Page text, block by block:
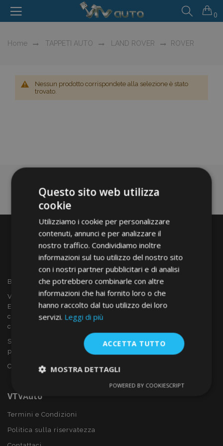
0
Home TAPPETI AUTO LAND ROVER ROVER
Nessun prodotto corrispondete alla selezione è stato
trovato.
Benvenuto a VTVAUTO
VTVAUTO è rivenditore e fornitore all'ingrosso in tutta
Europa, di accessori per auto come:
copricerchi, deflettori, coprisedili, tappetini per auto,
coperchi cromati, rollbars ecc.
Sei interessato al dropshipping o vuoi diventare nostro
partner?
Contattaci oggi stesso!
VTVAuto
Termini e Condizioni
Politica sulla riservatezza
Questo sito web utilizza
cookie
Utilizziamo i cookie per personalizzare
contenuti, annunci e per analizzare il
nostro traffico. Condividiamo inoltre
informazioni sul tuo utilizzo del nostro sito
con i nostri partner pubblicitari e di analisi
che potrebbero combinarle con altre
informazioni che hai fornito loro o che
hanno raccolto dal tuo utilizzo dei loro
servizi. Leggi di più
ACCETTA TUTTO
MOSTRA DETTAGLI
Performance
POWERED BY COOKIESCRIPT